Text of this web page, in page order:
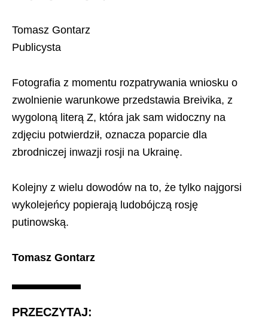
Tomasz Gontarz
Publicysta
Fotografia z momentu rozpatrywania wniosku o
zwolnienie warunkowe przedstawia Breivika, z
wygoloną literą Z, która jak sam widoczny na
zdjęciu potwierdził, oznacza poparcie dla
zbrodniczej inwazji rosji na Ukrainę.
Kolejny z wielu dowodów na to, że tylko najgorsi
wykolejeńcy popierają ludobójczą rosję
putinowską.
Tomasz Gontarz
PRZECZYTAJ: